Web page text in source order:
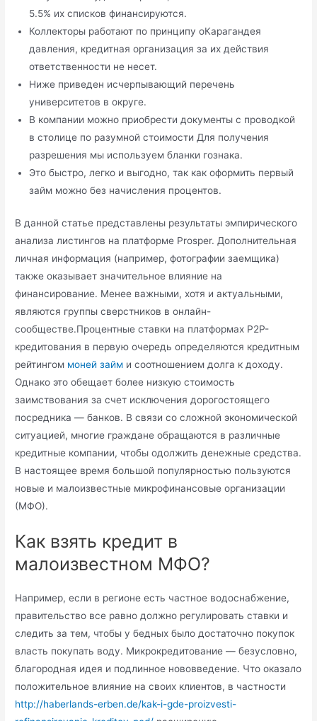
5.5% их списков финансируются.
Коллекторы работают по принципу оКарагандея
давления, кредитная организация за их действия
ответственности не несет.
Ниже приведен исчерпывающий перечень
университетов в округе.
В компании можно приобрести документы с проводкой
в столице по разумной стоимости Для получения
разрешения мы используем бланки гознака.
Это быстро, легко и выгодно, так как оформить первый
займ можно без начисления процентов.
В данной статье представлены результаты эмпирического
анализа листингов на платформе Prosper. Дополнительная
личная информация (например, фотографии заемщика)
также оказывает значительное влияние на
финансирование. Менее важными, хотя и актуальными,
являются группы сверстников в онлайн-
сообществе.Процентные ставки на платформах P2P-
кредитования в первую очередь определяются кредитным
рейтингом моней займ и соотношением долга к доходу.
Однако это обещает более низкую стоимость
заимствования за счет исключения дорогостоящего
посредника — банков. В связи со сложной экономической
ситуацией, многие граждане обращаются в различные
кредитные компании, чтобы одолжить денежные средства.
В настоящее время большой популярностью пользуются
новые и малоизвестные микрофинансовые организации
(МФО).
Как взять кредит в
малоизвестном МФО?
Например, если в регионе есть частное водоснабжение,
правительство все равно должно регулировать ставки и
следить за тем, чтобы у бедных было достаточно покупок
власть покупать воду. Микрокредитование — безусловно,
благородная идея и подлинное нововведение. Что оказало
положительное влияние на своих клиентов, в частности
http://haberlands-erben.de/kak-i-gde-proizvesti-